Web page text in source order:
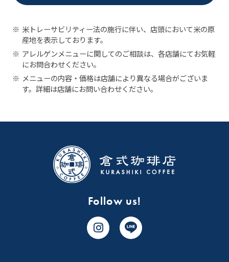
※ 米トレーサビリティー法の施行に伴い、店頭において米の原
産地を表示しております。
※ アレルゲンメニューに関してのご相談は、各店舗にてお気軽
にお問合わせください。
※ メニューの内容・価格は店舗により異なる場合がございま
す。詳細は店舗にお問い合わせください。
Follow us!